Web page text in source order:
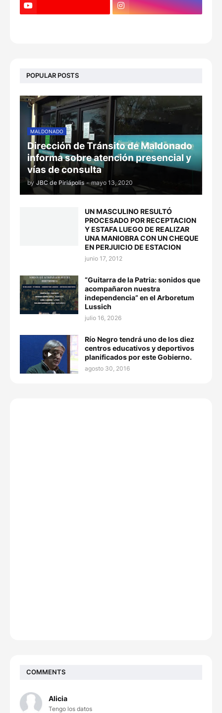
POPULAR POSTS
MALDONADO
Dirección de Tránsito de Maldonado
informa sobre atención presencial y
vías de consulta
by JBC de Piriápolis - mayo 13, 2020
UN MASCULINO RESULTÓ
PROCESADO POR RECEPTACION
Y ESTAFA LUEGO DE REALIZAR
UNA MANIOBRA CON UN CHEQUE
EN PERJUICIO DE ESTACION
junio 17, 2012
“Guitarra de la Patria: sonidos que
acompañaron nuestra
independencia” en el Arboretum
Lussich
julio 16, 2026
Río Negro tendrá uno de los diez
centros educativos y deportivos
planificados por este Gobierno.
agosto 30, 2016
COMMENTS
Alicia
Tengo los datos